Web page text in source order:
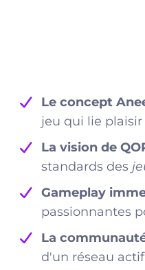
Le concept
jeu qui lie
La vision de
standards des
Gameplay
passionnantes
La
d'un réseau